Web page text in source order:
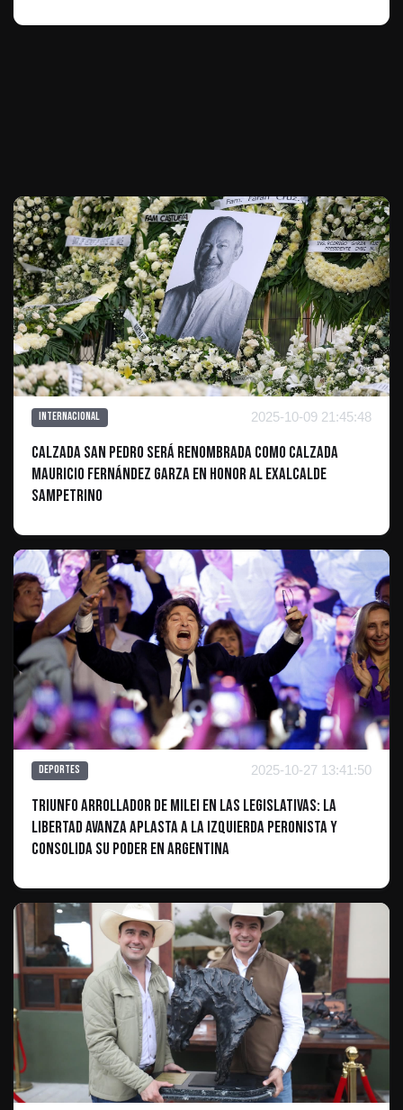
Internacional 2025-10-09 21:45:48
Calzada San Pedro será renombrada como Calzada
Mauricio Fernández Garza en honor al exalcalde
sampetrino
Deportes 2025-10-27 13:41:50
Triunfo Arrollador de Milei en las Legislativas: La
Libertad Avanza Aplasta a la Izquierda Peronista y
Consolida su Poder en Argentina